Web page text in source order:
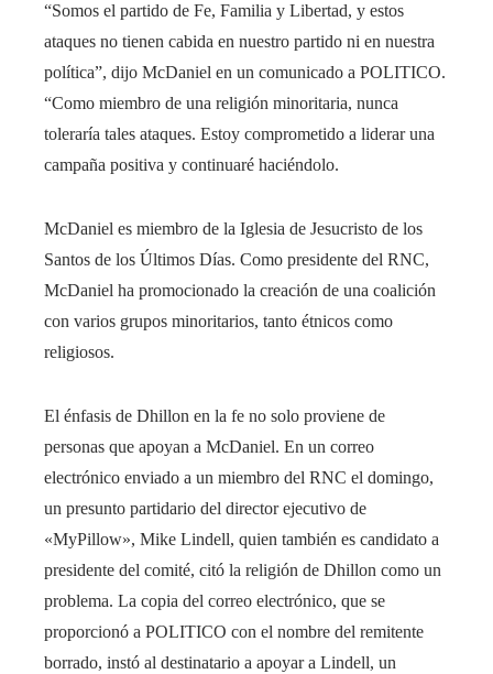
“Somos el partido de Fe, Familia y Libertad, y estos
ataques no tienen cabida en nuestro partido ni en nuestra
política”, dijo McDaniel en un comunicado a POLITICO.
“Como miembro de una religión minoritaria, nunca
toleraría tales ataques. Estoy comprometido a liderar una
campaña positiva y continuaré haciéndolo.
McDaniel es miembro de la Iglesia de Jesucristo de los
Santos de los Últimos Días. Como presidente del RNC,
McDaniel ha promocionado la creación de una coalición
con varios grupos minoritarios, tanto étnicos como
religiosos.
El énfasis de Dhillon en la fe no solo proviene de
personas que apoyan a McDaniel. En un correo
electrónico enviado a un miembro del RNC el domingo,
un presunto partidario del director ejecutivo de
«MyPillow», Mike Lindell, quien también es candidato a
presidente del comité, citó la religión de Dhillon como un
problema. La copia del correo electrónico, que se
proporcionó a POLITICO con el nombre del remitente
borrado, instó al destinatario a apoyar a Lindell, un